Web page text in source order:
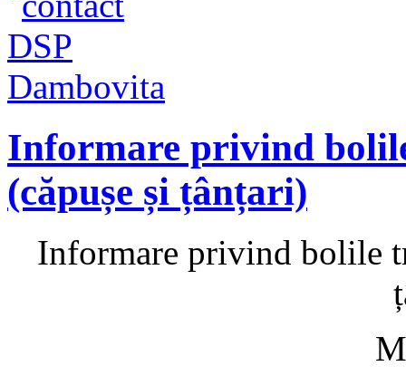
Informare privind
(căpușe și țânțari)
Informare privind bolile